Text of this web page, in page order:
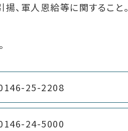
、軍人恩給等に関すること。
25-2208
24-5000